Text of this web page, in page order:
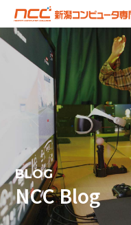
BLOG
NCC Blog